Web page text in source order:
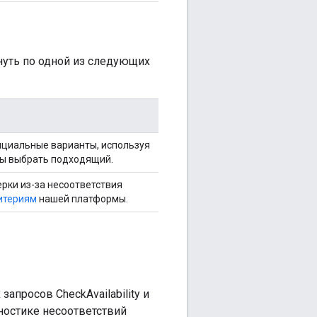
по одной из следующих
варианты, используя
выбрать подходящий.
из-за несоответствия
нашей платформы.
CheckAvailability и
несоответствий